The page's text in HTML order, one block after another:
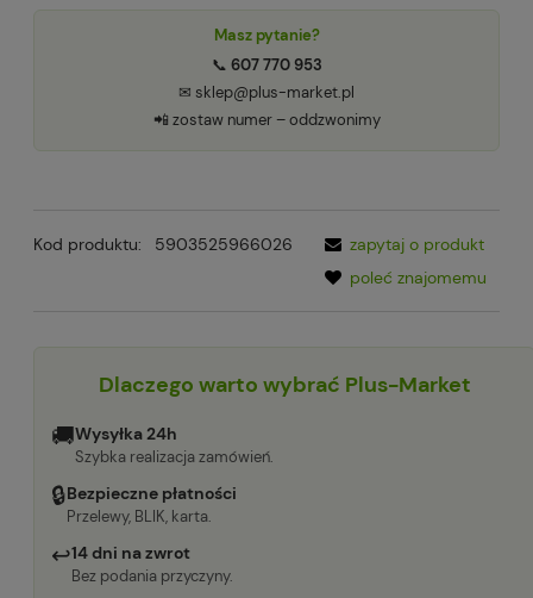
Masz pytanie?
📞 607 770 953
✉ sklep@plus-market.pl
📲 zostaw numer – oddzwonimy
Kod produktu: 5903525966026
zapytaj o produkt
poleć znajomemu
Dlaczego warto wybrać Plus-Market
🚚Wysyłka 24h
Szybka realizacja zamówień.
🔒Bezpieczne płatności
Przelewy, BLIK, karta.
↩14 dni na zwrot
Bez podania przyczyny.